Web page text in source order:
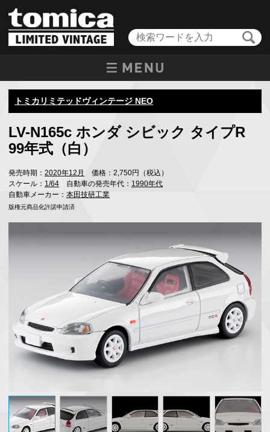
トミカリミテッドヴィンテージ NEO
LV-N165c ホンダ シビック タイプR
99年式（白）
発売時期： 2020年12月
価格：2,750円（税込）
スケール： 1/64 自動車の発売年代： 1990年代
自動車メーカー： 本田技研工業
版権元商品化許諾申請済